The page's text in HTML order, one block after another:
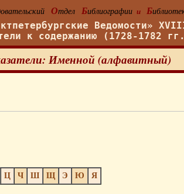
Отдел Библиографии и Б
Ведомости»
к содержанию (1728-1782
Именной (алфавитный)
Ц Ч Ш Щ Э Ю Я